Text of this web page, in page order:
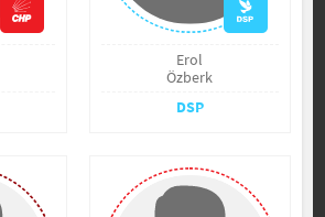
Erol
Özberk
DSP